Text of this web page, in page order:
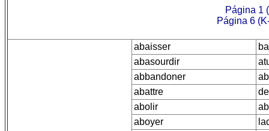
Página 1
Página 6
abaisser
abasourdir
abbandoner
abattre
abolir
aboyer